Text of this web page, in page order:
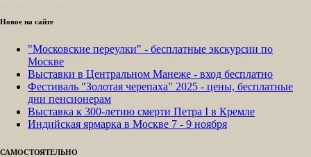
Новое на сайте
"Московские переулки" - бесплатные экскурсии по
Москве
Выставки в Центральном Манеже - вход бесплатно
Фестиваль "Золотая черепаха" 2025 - цены, бесплатные
дни пенсионерам
Выставка к 300-летию смерти Петра I в Кремле
Индийская ярмарка в Москве 7 - 9 ноября
САМОСТОЯТЕЛЬНО